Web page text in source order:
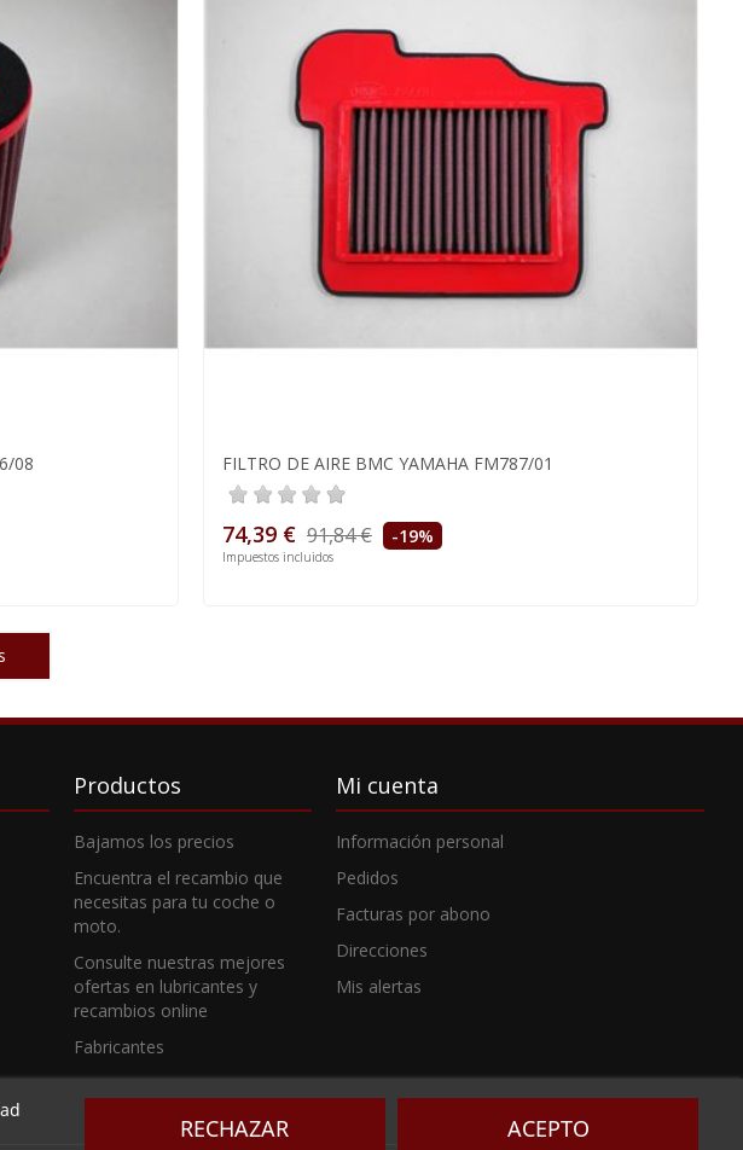
08 FILTRO DE AIRE BMC YAMAHA FM787/01
74,39 € 91,84 € -19%
Impuestos incluidos
Productos
Bajamos los precios
Encuentra el recambio que
necesitas para tu coche o
moto.
Consulte nuestras mejores
ofertas en lubricantes y
recambios online
Fabricantes
Mi cuenta
Información personal
Pedidos
Facturas por abono
Direcciones
Mis alertas
RECHAZAR ACEPTO